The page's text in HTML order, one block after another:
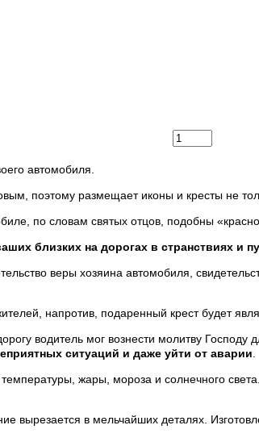
автомобиля.
поэтому размещает иконы и кресты не
по словам святых отцов, подобны
близких на дорогах в странствиях и
веры хозяина автомобиля,
напротив, подаренный крест будет
водитель мог вознести молитву Господу
ситуаций и даже уйти от аварии
жары, мороза и солнечного
вырезается в мельчайших деталях.